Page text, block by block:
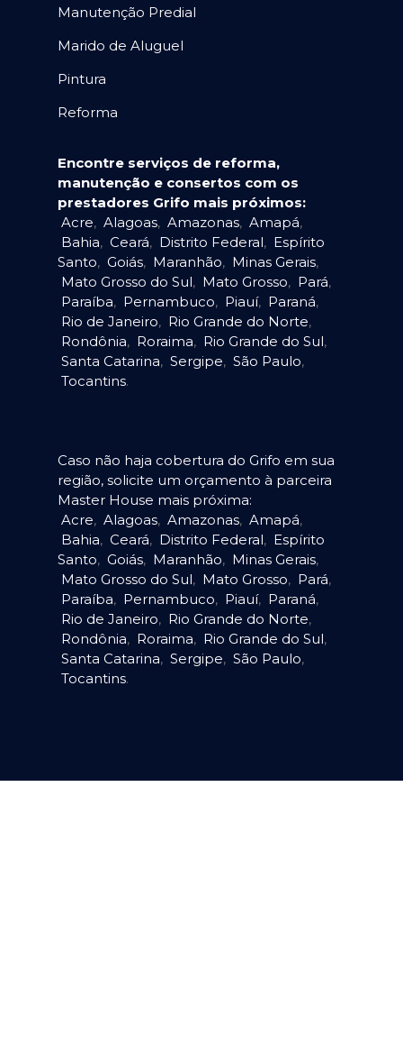
Manutenção Predial
Marido de Aluguel
Pintura
Reforma
Encontre serviços de reforma,
manutenção e consertos com os
prestadores Grifo mais próximos:
Acre, Alagoas, Amazonas, Amapá,
Bahia, Ceará, Distrito Federal, Espírito
Santo, Goiás, Maranhão, Minas Gerais,
Mato Grosso do Sul, Mato Grosso, Pará,
Paraíba, Pernambuco, Piauí, Paraná,
Rio de Janeiro, Rio Grande do Norte,
Rondônia, Roraima, Rio Grande do Sul,
Santa Catarina, Sergipe, São Paulo,
Tocantins.
Caso não haja cobertura do Grifo em sua
região, solicite um orçamento à parceira
Master House mais próxima:
Acre, Alagoas, Amazonas, Amapá,
Bahia, Ceará, Distrito Federal, Espírito
Santo, Goiás, Maranhão, Minas Gerais,
Mato Grosso do Sul, Mato Grosso, Pará,
Paraíba, Pernambuco, Piauí, Paraná,
Rio de Janeiro, Rio Grande do Norte,
Rondônia, Roraima, Rio Grande do Sul,
Santa Catarina, Sergipe, São Paulo,
Tocantins.